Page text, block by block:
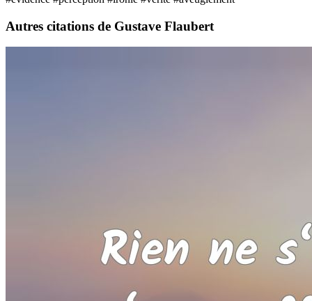
Autres citations de Gustave Flaubert